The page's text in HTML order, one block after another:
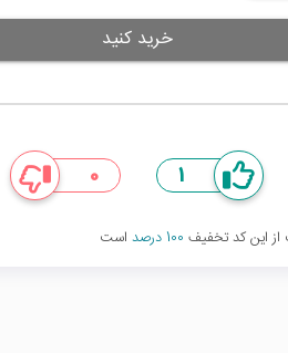
خرید کنید
1
0
از این کد تخفیف 100 درصد است